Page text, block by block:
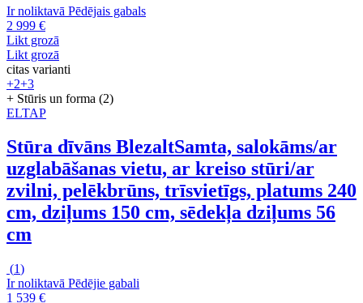
Ir noliktavā Pēdējais gabals
2 999 €
Likt grozā
Likt grozā
citas varianti
+2+3
+ Stūris un forma (2)
ELTAP
Stūra dīvāns BlezaltSamta, salokāms/ar
uzglabāšanas vietu, ar kreiso stūri/ar
zvilni, pelēkbrūns, trīsvietīgs, platums 240
cm, dziļums 150 cm, sēdekļa dziļums 56
cm
(1)
Ir noliktavā Pēdējie gabali
1 539 €